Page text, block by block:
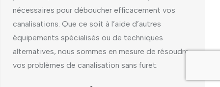
nécessaires pour déboucher efficacement vos
canalisations. Que ce soit à l’aide d’autres
équipements spécialisés ou de techniques
alternatives, nous sommes en mesure de résoudre
vos problèmes de canalisation sans furet.